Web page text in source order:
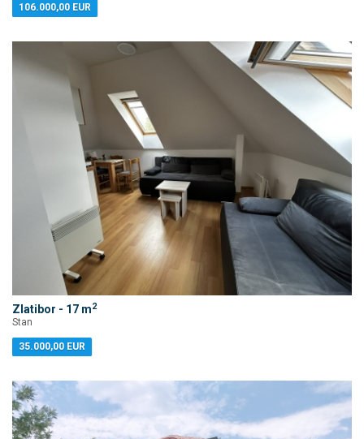
106.000,00 EUR
Zlatibor - 17 m2
Stan
35.000,00 EUR